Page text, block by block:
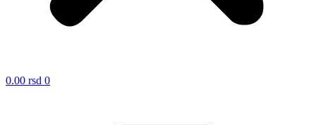
0.00 rsd 0